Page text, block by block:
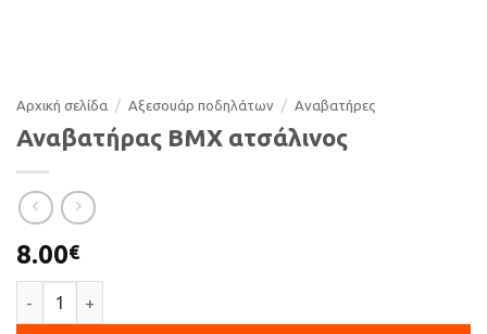
Αρχική σελίδα / Αξεσουάρ ποδηλάτων / Αναβατήρες
Αναβατήρας BMX ατσάλινος
8.00€